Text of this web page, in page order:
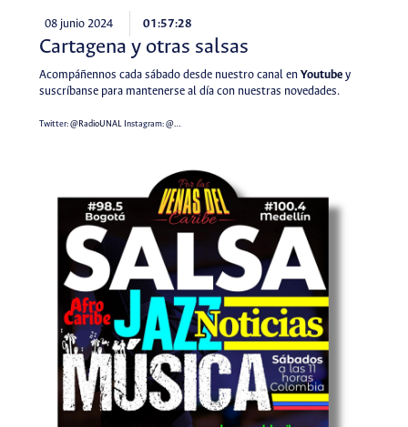
08 junio 2024 01:57:28
Cartagena y otras salsas
Acompáñennos cada sábado desde nuestro canal en Youtubey
suscríbanse para mantenerse al día con nuestras novedades.
Twitter:@RadioUNALInstagram:@…